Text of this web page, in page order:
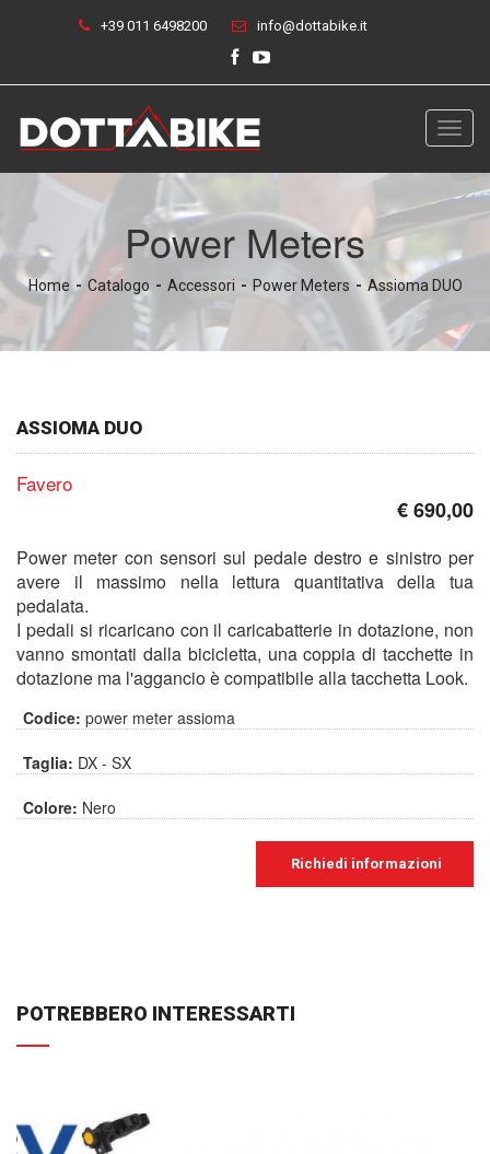
+39 011 6498200 info@dottabike.it
Power Meters
Home Catalogo Accessori Power Meters Assioma DUO
ASSIOMA DUO
Favero
€ 690,00
Power meter con sensori sul pedale destro e sinistro per
avere il massimo nella lettura quantitativa della tua
pedalata.
I pedali si ricaricano con il caricabatterie in dotazione, non
vanno smontati dalla bicicletta, una coppia di tacchette in
dotazione ma l'aggancio è compatibile alla tacchetta Look.
Codice: power meter assioma
Taglia: DX - SX
Colore: Nero
Richiedi informazioni
POTREBBERO INTERESSARTI